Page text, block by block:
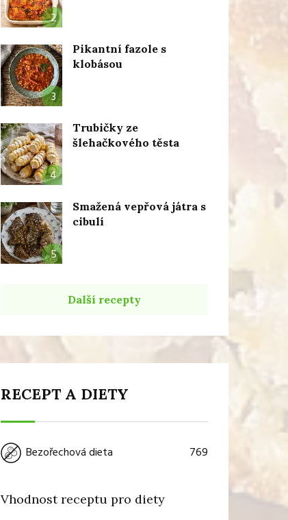
2
3
Pikantní fazole s
klobásou
4
Trubičky ze
šlehačkového těsta
5
Smažená vepřová játra s
cibulí
Další recepty
RECEPT A DIETY
Bezořechová dieta 769
Vhodnost receptu pro diety